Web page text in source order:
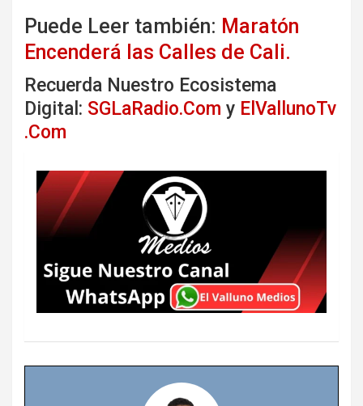
Puede Leer también: Maratón
Encenderá las Calles de Cali.
Recuerda Nuestro Ecosistema
Digital: SGLaRadio.Com y ElVallunoTv
.Com